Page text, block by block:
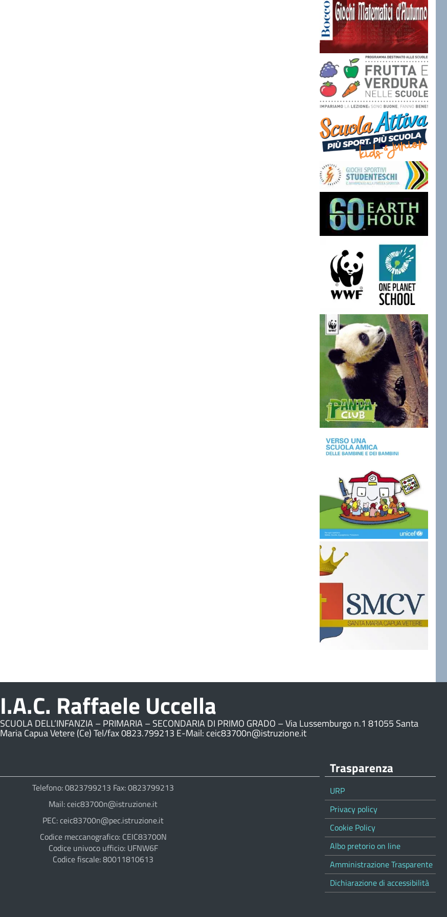
I.A.C. Raffaele Uccella
SCUOLA DELL’INFANZIA – PRIMARIA – SECONDARIA DI PRIMO GRADO – Via Lussemburgo n.1 81055 Santa
Maria Capua Vetere (Ce) Tel/fax 0823.799213 E-Mail: ceic83700n@istruzione.it
Telefono: 0823799213 Fax: 0823799213
Mail: ceic83700n@istruzione.it
PEC: ceic83700n@pec.istruzione.it
Codice meccanografico: CEIC83700N
Codice univoco ufficio: UFNW6F
Codice fiscale: 80011810613
Trasparenza
URP
Privacy policy
Cookie Policy
Albo pretorio on line
Amministrazione Trasparente
Dichiarazione di accessibilità